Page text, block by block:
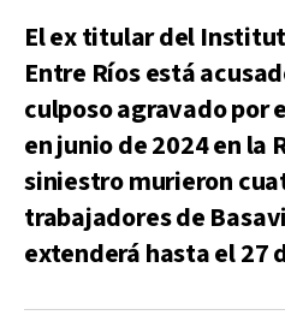
El ex titular del
Entre Ríos está
culposo agravado por
en junio de 2024 en la
siniestro murieron
trabajadores de
extenderá hasta el 27